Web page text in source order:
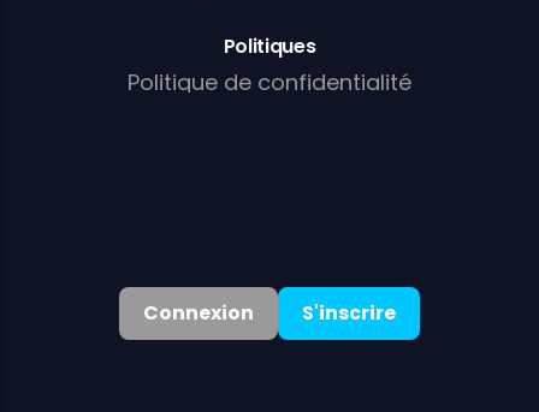
Politiques
Politique de confidentialité
Connexion S'inscrire